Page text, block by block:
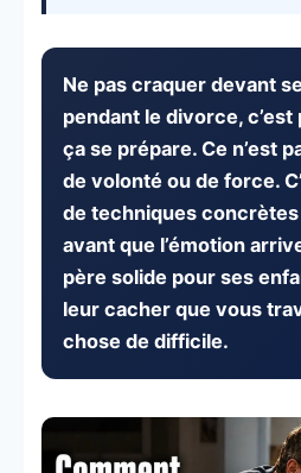
Ne pas craquer devant
pendant le divorce,
ça se prépare. Ce n’est
de volonté ou de force.
de techniques
avant que l’émotion
père solide pour ses
leur cacher que vous
chose de difficile.